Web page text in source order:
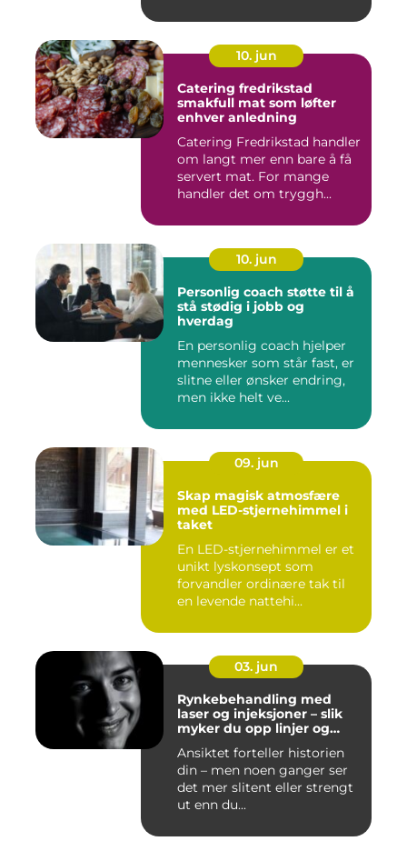
10. jun
Catering fredrikstad
smakfull mat som løfter
enhver anledning
Catering Fredrikstad handler
om langt mer enn bare å få
servert mat. For mange
handler det om tryggh...
10. jun
Personlig coach støtte til å
stå stødig i jobb og
hverdag
En personlig coach hjelper
mennesker som står fast, er
slitne eller ønsker endring,
men ikke helt ve...
09. jun
Skap magisk atmosfære
med LED-stjernehimmel i
taket
En LED-stjernehimmel er et
unikt lyskonsept som
forvandler ordinære tak til
en levende nattehi...
03. jun
Rynkebehandling med
laser og injeksjoner – slik
myker du opp linjer og
Ansiktet forteller historien
din – men noen ganger ser
det mer slitent eller strengt
ut enn du...